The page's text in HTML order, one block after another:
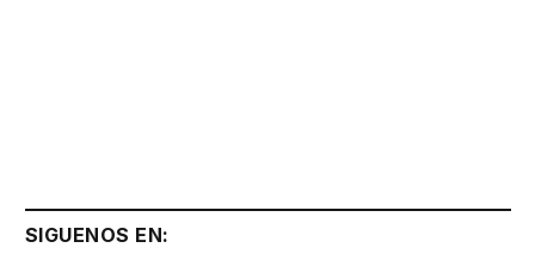
SIGUENOS EN: